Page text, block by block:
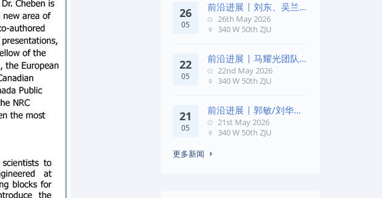
26
05
前沿进展 | 刘东、吴兰
团队在《Remote Sens. E
26th May 2026
340 W 50th ZJU
22
05
前沿进展 | 马耀光团队
在《Optica》发文：突破
几何相位
22nd May 2026
340 W 50th ZJU
21
05
前沿进展 | 郭敏/刘华锋
团队在《Nature
Commun
21st May 2026
340 W 50th ZJU
更多新闻